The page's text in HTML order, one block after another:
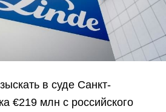
в суде Санкт-
€219 млн с российского